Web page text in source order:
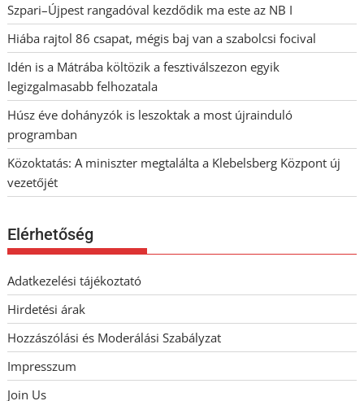
Szpari–Újpest rangadóval kezdődik ma este az NB I
Hiába rajtol 86 csapat, mégis baj van a szabolcsi focival
Idén is a Mátrába költözik a fesztiválszezon egyik
legizgalmasabb felhozatala
Húsz éve dohányzók is leszoktak a most újrainduló
programban
Közoktatás: A miniszter megtalálta a Klebelsberg Központ új
vezetőjét
Elérhetőség
Adatkezelési tájékoztató
Hirdetési árak
Hozzászólási és Moderálási Szabályzat
Impresszum
Join Us